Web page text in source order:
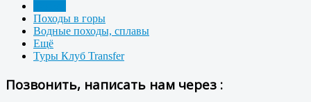
Походы в горы
Водные походы, сплавы
Ещё
Туры Клуб Transfer
Позвонить, написать нам через :